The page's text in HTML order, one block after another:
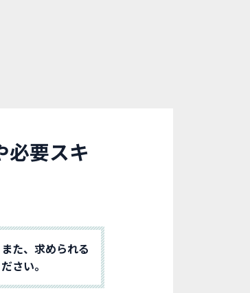
必要スキ
た、求められる
さい。